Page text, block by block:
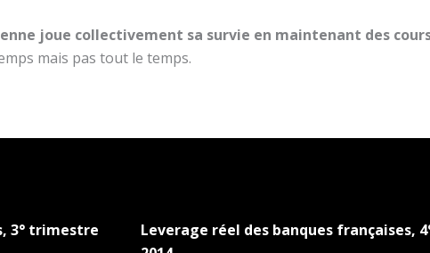
joue collectivement sa survie en maintenant des
mais pas tout le temps.
3° trimestre
Leverage réel des banques françaises,